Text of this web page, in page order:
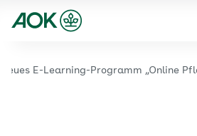
Zum
Zur
Zur Startseite von der Website
Neues E-Learning-Programm „Online